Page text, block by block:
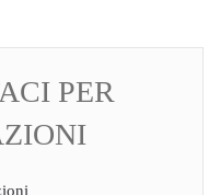
PER